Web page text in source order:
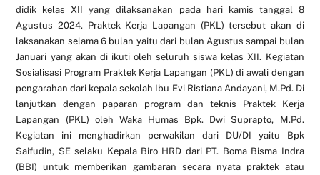
didik kelas XII yang dilaksanakan pada hari kamis tanggal 8
Agustus 2024. Praktek Kerja Lapangan (PKL) tersebut akan di
laksanakan selama 6 bulan yaitu dari bulan Agustus sampai bulan
Januari yang akan di ikuti oleh seluruh siswa kelas XII. Kegiatan
Sosialisasi Program Praktek Kerja Lapangan (PKL) di awali dengan
pengarahan dari kepala sekolah Ibu Evi Ristiana Andayani, M.Pd. Di
lanjutkan dengan paparan program dan teknis Praktek Kerja
Lapangan (PKL) oleh Waka Humas Bpk. Dwi Suprapto, M.Pd.
Kegiatan ini menghadirkan perwakilan dari DU/DI yaitu Bpk
Saifudin, SE selaku Kepala Biro HRD dari PT. Boma Bisma Indra
(BBI) untuk memberikan gambaran secara nyata praktek atau